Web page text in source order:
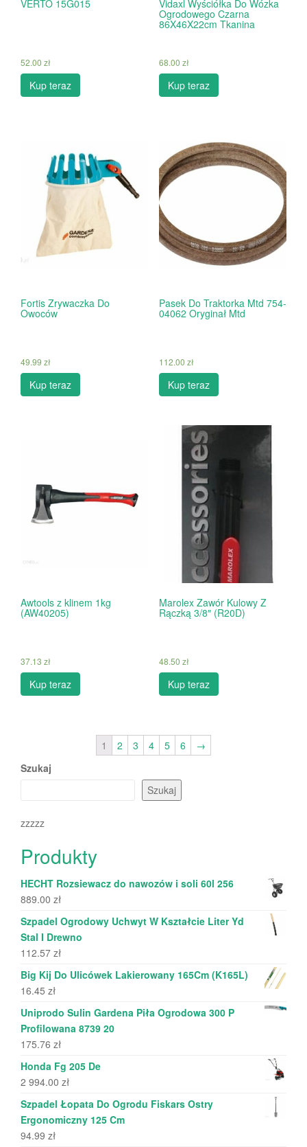
VERTO 15G015
52.00 zł
Kup teraz
Vidaxl Wyściółka Do Wózka
Ogrodowego Czarna
86X46X22cm Tkanina
68.00 zł
Kup teraz
Fortis Zrywaczka Do
Owoców
49.99 zł
Kup teraz
Pasek Do Traktorka Mtd 754-
04062 Oryginał Mtd
112.00 zł
Kup teraz
Awtools z klinem 1kg
(AW40205)
37.13 zł
Kup teraz
Marolex Zawór Kulowy Z
Rączką 3/8″ (R20D)
48.50 zł
Kup teraz
1 2 3 4 5 6
→
Szukaj
Szukaj
zzzzz
Produkty
HECHT Rozsiewacz do nawozów i soli 60l 256
889.00 zł
Szpadel Ogrodowy Uchwyt W Kształcie Liter Yd
Stal I Drewno
112.57 zł
Big Kij Do Ulicówek Lakierowany 165Cm (K165L)
16.45 zł
Uniprodo Sulin Gardena Piła Ogrodowa 300 P
Profilowana 8739 20
175.76 zł
Honda Fg 205 De
2 994.00 zł
Szpadel Łopata Do Ogrodu Fiskars Ostry
Ergonomiczny 125 Cm
94.99 zł